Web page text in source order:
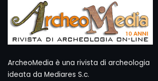
ArcheoMedia è una rivista di archeologia
ideata da Mediares S.c.